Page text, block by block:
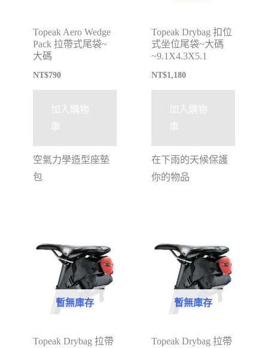
Topeak Aero Wedge
Pack 拉帶式尾袋~
大碼
NT$790
加入購物
車
空氣力學造型座墊
包
Topeak Drybag 扣位
式坐位尾袋~大碼
~9.1X4.3X5.1
NT$1,180
加入購物
車
在下雨的天候保護
你的物品
暫無庫存
Topeak Drybag 拉帶
暫無庫存
Topeak Drybag 拉帶